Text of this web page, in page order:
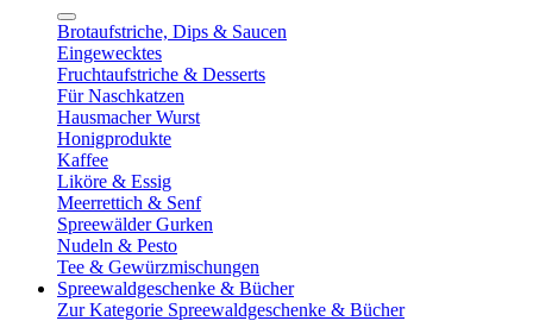
Brotaufstriche, Dips & Saucen
Eingewecktes
Fruchtaufstriche & Desserts
Für Naschkatzen
Hausmacher Wurst
Honigprodukte
Kaffee
Liköre & Essig
Meerrettich & Senf
Spreewälder Gurken
Nudeln & Pesto
Tee & Gewürzmischungen
Spreewaldgeschenke & Bücher
Zur Kategorie Spreewaldgeschenke & Bücher